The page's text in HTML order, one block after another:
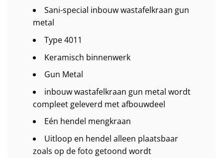
Sani-special inbouw wastafelkraan gun
metal
Type 4011
Keramisch binnenwerk
Gun Metal
inbouw wastafelkraan gun metal wordt
compleet geleverd met afbouwdeel
Eén hendel mengkraan
Uitloop en hendel alleen plaatsbaar
zoals op de foto getoond wordt